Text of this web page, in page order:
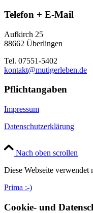
Telefon + E-Mail
Aufkirch 25
88662 Überlingen
Tel. 07551-5402
kontakt@mutigerleben.de
Pflichtangaben
Impressum
Datenschutzerklärung
Nach oben scrollen
Diese Webseite verwendet
Prima :-)
Cookie- und